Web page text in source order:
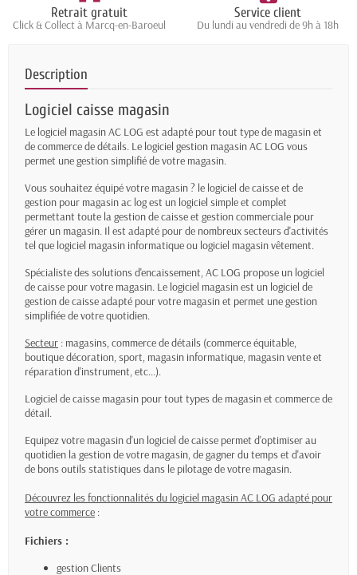
Retrait gratuit
Click & Collect à Marcq-en-Baroeul
Service client
Du lundi au vendredi de 9h à 18h
Description
Logiciel caisse magasin
Le logiciel magasin AC LOG est adapté pour tout type de magasin et
de commerce de détails. Le logiciel gestion magasin AC LOG vous
permet une gestion simplifié de votre magasin.
Vous souhaitez équipé votre magasin ? le logiciel de caisse et de
gestion pour magasin ac log est un logiciel simple et complet
permettant toute la gestion de caisse et gestion commerciale pour
gérer un magasin. Il est adapté pour de nombreux secteurs d'activités
tel que logiciel magasin informatique ou logiciel magasin vêtement.
Spécialiste des solutions d'encaissement, AC LOG propose un logiciel
de caisse pour votre magasin. Le logiciel magasin est un logiciel de
gestion de caisse adapté pour votre magasin et permet une gestion
simplifiée de votre quotidien.
Secteur : magasins, commerce de détails (commerce équitable,
boutique décoration, sport, magasin informatique, magasin vente et
réparation d'instrument, etc...).
Logiciel de caisse magasin pour tout types de magasin et commerce de
détail.
Equipez votre magasin d'un logiciel de caisse permet d'optimiser au
quotidien la gestion de votre magasin, de gagner du temps et d'avoir
de bons outils statistiques dans le pilotage de votre magasin.
Découvrez les fonctionnalités du logiciel magasin AC LOG adapté pour
votre commerce :
Fichiers :
gestion Clients